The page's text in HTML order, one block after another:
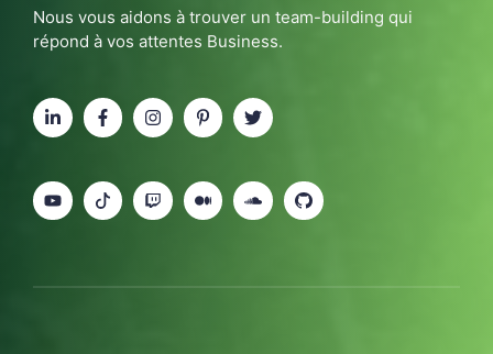
Nous vous aidons à trouver un team-building qui
répond à vos attentes Business.